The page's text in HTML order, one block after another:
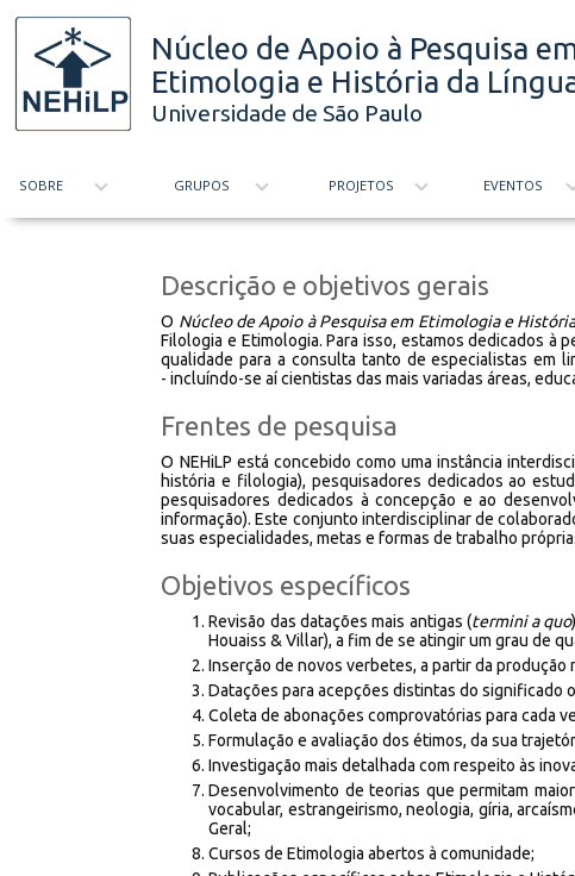
MENU
Núcleo de Apoio à Pesquisa
Etimologia e História da
Universidade de São Paulo
SOBRE GRUPOS PROJETOS EVENTOS
Descrição e objetivos gerais
O Núcleo de Apoio à Pesquisa em Etimologia e
Filologia e Etimologia. Para isso, estamos dedicados à
qualidade para a consulta tanto de especialistas em
- incluíndo-se aí cientistas das mais variadas áreas,
Frentes de pesquisa
O NEHiLP está concebido como uma instância
história e filologia), pesquisadores dedicados ao
pesquisadores dedicados à concepção e ao
informação). Este conjunto interdisciplinar de
suas especialidades, metas e formas de trabalho
Objetivos específicos
Revisão das datações mais antigas (termini a quo
Houaiss & Villar), a fim de se atingir um grau de
Inserção de novos verbetes, a partir da
Datações para acepções distintas do significado
Coleta de abonações comprovatórias para cada
Formulação e avaliação dos étimos, da sua
Investigação mais detalhada com respeito às
Desenvolvimento de teorias que permitam
vocabular, estrangeirismo, neologia, gíria,
Geral;
Cursos de Etimologia abertos à comunidade;